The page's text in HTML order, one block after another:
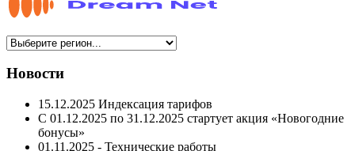
Новости
15.12.2025 Индексация тарифов
С 01.12.2025 по 31.12.2025 стартует акция «Новогодние
бонусы»
01.11.2025 - Технические работы